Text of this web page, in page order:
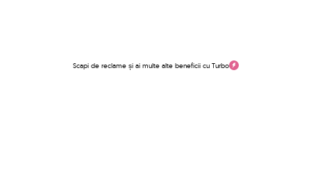
Scapi de reclame și ai multe alte beneficii cu Turbo